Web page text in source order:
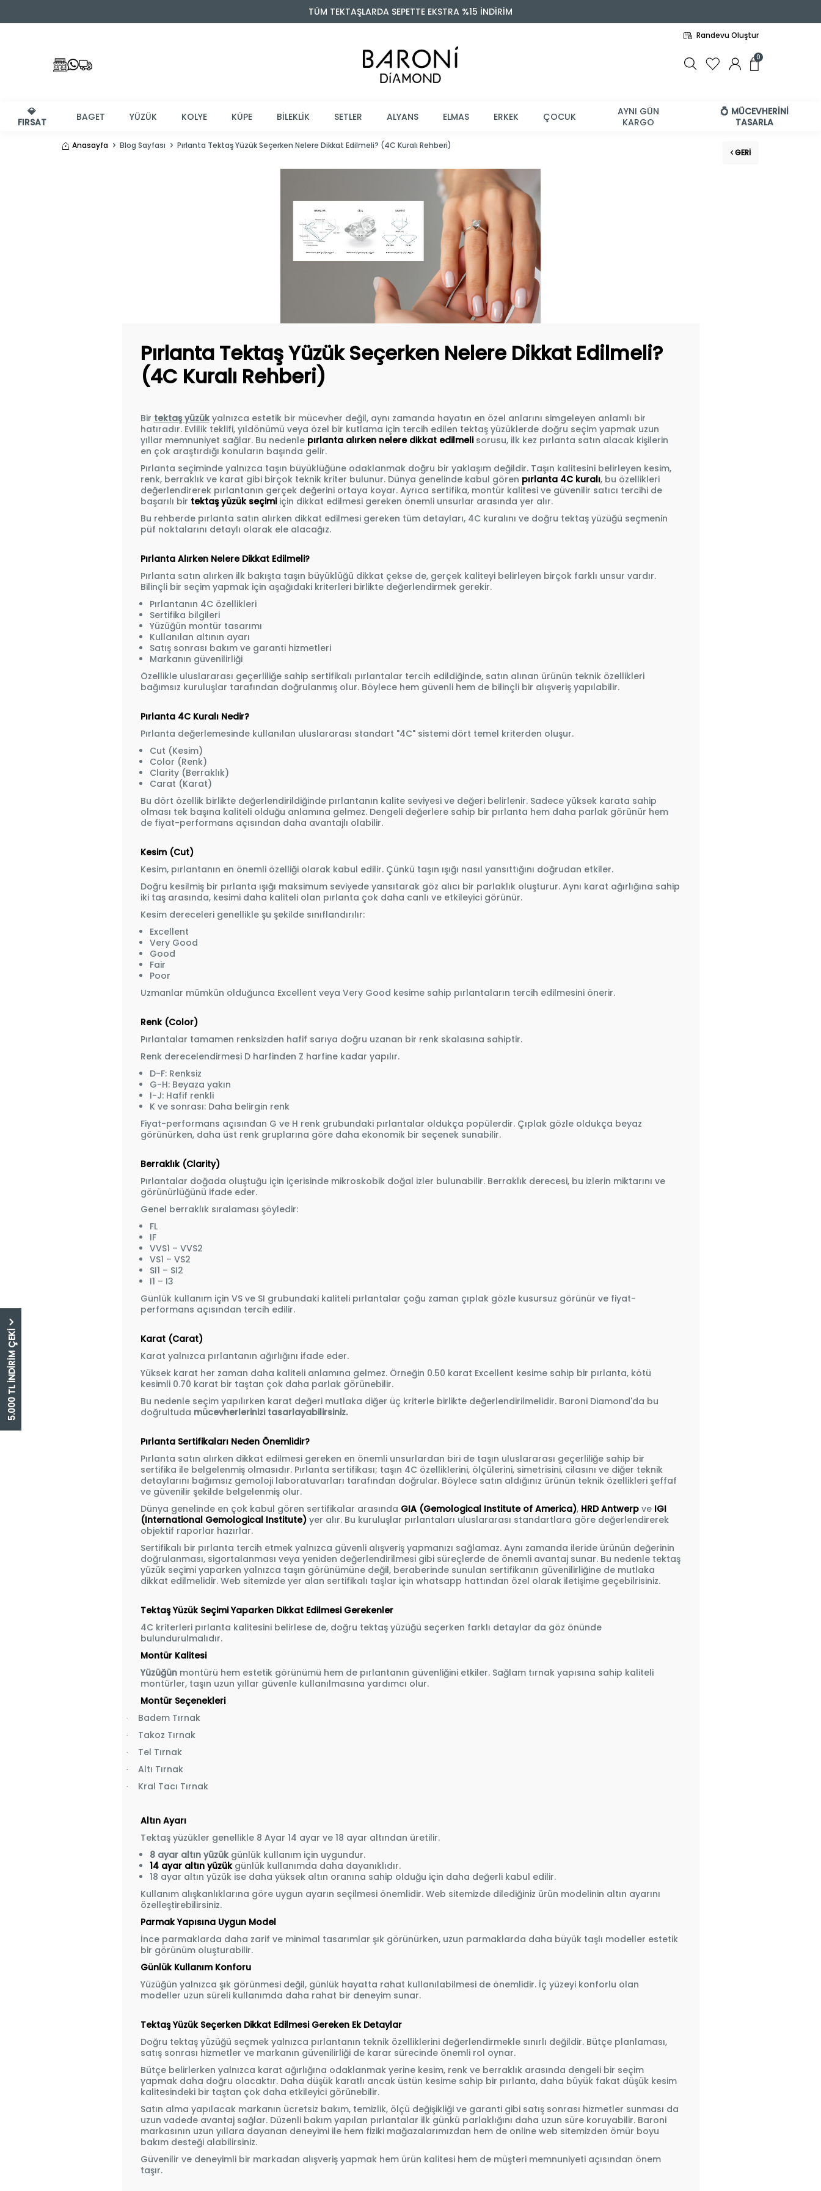
5.000 TL İNDİRİM ÇEKİ
TÜM TEKTAŞLARDA SEPETTE EKSTRA %15 İNDİRİM
Randevu Oluştur
0
💎
FIRSAT
BAGET YÜZÜK KOLYE KÜPE BİLEKLİK SETLER ALYANS ELMAS ERKEK ÇOCUK
AYNI GÜN
KARGO
💍 MÜCEVHERİNİ
TASARLA
Anasayfa Blog Sayfası Pırlanta Tektaş Yüzük Seçerken Nelere Dikkat Edilmeli? (4C Kuralı Rehberi)
GERI
Pırlanta Tektaş Yüzük Seçerken Nelere Dikkat Edilmeli?
(4C Kuralı Rehberi)
Bir tektaş yüzük yalnızca estetik bir mücevher değil, aynı zamanda hayatın en özel anlarını simgeleyen anlamlı bir
hatıradır. Evlilik teklifi, yıldönümü veya özel bir kutlama için tercih edilen tektaş yüzüklerde doğru seçim yapmak uzun
yıllar memnuniyet sağlar. Bu nedenle pırlanta alırken nelere dikkat edilmelisorusu, ilk kez pırlanta satın alacak kişilerin
en çok araştırdığı konuların başında gelir.
Pırlanta seçiminde yalnızca taşın büyüklüğüne odaklanmak doğru bir yaklaşım değildir. Taşın kalitesini belirleyen kesim,
renk, berraklık ve karat gibi birçok teknik kriter bulunur. Dünya genelinde kabul gören pırlanta 4C kuralı, bu özellikleri
değerlendirerek pırlantanın gerçek değerini ortaya koyar. Ayrıca sertifika, montür kalitesi ve güvenilir satıcı tercihi de
başarılı bir tektaş yüzük seçimiiçin dikkat edilmesi gereken önemli unsurlar arasında yer alır.
Bu rehberde pırlanta satın alırken dikkat edilmesi gereken tüm detayları, 4C kuralını ve doğru tektaş yüzüğü seçmenin
püf noktalarını detaylı olarak ele alacağız.
Pırlanta Alırken Nelere Dikkat Edilmeli?
Pırlanta satın alırken ilk bakışta taşın büyüklüğü dikkat çekse de, gerçek kaliteyi belirleyen birçok farklı unsur vardır.
Bilinçli bir seçim yapmak için aşağıdaki kriterleri birlikte değerlendirmek gerekir.
Pırlantanın 4C özellikleri
Sertifika bilgileri
Yüzüğün montür tasarımı
Kullanılan altının ayarı
Satış sonrası bakım ve garanti hizmetleri
Markanın güvenilirliği
Özellikle uluslararası geçerliliğe sahip sertifikalı pırlantalar tercih edildiğinde, satın alınan ürünün teknik özellikleri
bağımsız kuruluşlar tarafından doğrulanmış olur. Böylece hem güvenli hem de bilinçli bir alışveriş yapılabilir.
Pırlanta 4C Kuralı Nedir?
Pırlanta değerlemesinde kullanılan uluslararası standart "4C" sistemi dört temel kriterden oluşur.
Cut (Kesim)
Color (Renk)
Clarity (Berraklık)
Carat (Karat)
Bu dört özellik birlikte değerlendirildiğinde pırlantanın kalite seviyesi ve değeri belirlenir. Sadece yüksek karata sahip
olması tek başına kaliteli olduğu anlamına gelmez. Dengeli değerlere sahip bir pırlanta hem daha parlak görünür hem
de fiyat-performans açısından daha avantajlı olabilir.
Kesim (Cut)
Kesim, pırlantanın en önemli özelliği olarak kabul edilir. Çünkü taşın ışığı nasıl yansıttığını doğrudan etkiler.
Doğru kesilmiş bir pırlanta ışığı maksimum seviyede yansıtarak göz alıcı bir parlaklık oluşturur. Aynı karat ağırlığına sahip
iki taş arasında, kesimi daha kaliteli olan pırlanta çok daha canlı ve etkileyici görünür.
Kesim dereceleri genellikle şu şekilde sınıflandırılır:
Excellent
Very Good
Good
Fair
Poor
Uzmanlar mümkün olduğunca Excellent veya Very Good kesime sahip pırlantaların tercih edilmesini önerir.
Renk (Color)
Pırlantalar tamamen renksizden hafif sarıya doğru uzanan bir renk skalasına sahiptir.
Renk derecelendirmesi D harfinden Z harfine kadar yapılır.
D-F: Renksiz
G-H: Beyaza yakın
I-J: Hafif renkli
K ve sonrası: Daha belirgin renk
Fiyat-performans açısından G ve H renk grubundaki pırlantalar oldukça popülerdir. Çıplak gözle oldukça beyaz
görünürken, daha üst renk gruplarına göre daha ekonomik bir seçenek sunabilir.
Berraklık (Clarity)
Pırlantalar doğada oluştuğu için içerisinde mikroskobik doğal izler bulunabilir. Berraklık derecesi, bu izlerin miktarını ve
görünürlüğünü ifade eder.
Genel berraklık sıralaması şöyledir:
FL
IF
VVS1 – VVS2
VS1 – VS2
SI1 – SI2
I1 – I3
Günlük kullanım için VS ve SI grubundaki kaliteli pırlantalar çoğu zaman çıplak gözle kusursuz görünür ve fiyat-
performans açısından tercih edilir.
Karat (Carat)
Karat yalnızca pırlantanın ağırlığını ifade eder.
Yüksek karat her zaman daha kaliteli anlamına gelmez. Örneğin 0.50 karat Excellent kesime sahip bir pırlanta, kötü
kesimli 0.70 karat bir taştan çok daha parlak görünebilir.
Bu nedenle seçim yapılırken karat değeri mutlaka diğer üç kriterle birlikte değerlendirilmelidir. Baroni Diamond'da bu
doğrultuda mücevherlerinizi tasarlayabilirsiniz.
Pırlanta Sertifikaları Neden Önemlidir?
Pırlanta satın alırken dikkat edilmesi gereken en önemli unsurlardan biri de taşın uluslararası geçerliliğe sahip bir
sertifika ile belgelenmiş olmasıdır. Pırlanta sertifikası; taşın 4C özelliklerini, ölçülerini, simetrisini, cilasını ve diğer teknik
detaylarını bağımsız gemoloji laboratuvarları tarafından doğrular. Böylece satın aldığınız ürünün teknik özellikleri şeffaf
ve güvenilir şekilde belgelenmiş olur.
Dünya genelinde en çok kabul gören sertifikalar arasında GIA (Gemological Institute of America), HRD Antwerpve IGI
(International Gemological Institute)yer alır. Bu kuruluşlar pırlantaları uluslararası standartlara göre değerlendirerek
objektif raporlar hazırlar.
Sertifikalı bir pırlanta tercih etmek yalnızca güvenli alışveriş yapmanızı sağlamaz. Aynı zamanda ileride ürünün değerinin
doğrulanması, sigortalanması veya yeniden değerlendirilmesi gibi süreçlerde de önemli avantaj sunar. Bu nedenle tektaş
yüzük seçimi yaparken yalnızca taşın görünümüne değil, beraberinde sunulan sertifikanın güvenilirliğine de mutlaka
dikkat edilmelidir. Web sitemizde yer alan sertifikalı taşlar için whatsapp hattından özel olarak iletişime geçebilrisiniz.
Tektaş Yüzük Seçimi Yaparken Dikkat Edilmesi Gerekenler
4C kriterleri pırlanta kalitesini belirlese de, doğru tektaş yüzüğü seçerken farklı detaylar da göz önünde
bulundurulmalıdır.
Montür Kalitesi
Yüzüğünmontürü hem estetik görünümü hem de pırlantanın güvenliğini etkiler. Sağlam tırnak yapısına sahip kaliteli
montürler, taşın uzun yıllar güvenle kullanılmasına yardımcı olur.
Montür Seçenekleri
· Badem Tırnak
· Takoz Tırnak
· Tel Tırnak
· Altı Tırnak
· Kral Tacı Tırnak
Altın Ayarı
Tektaş yüzükler genellikle 8 Ayar 14 ayar ve 18 ayar altından üretilir.
8 ayar altın yüzükgünlük kullanım için uygundur.
14 ayar altın yüzükgünlük kullanımda daha dayanıklıdır.
18 ayar altın yüzük ise daha yüksek altın oranına sahip olduğu için daha değerli kabul edilir.
Kullanım alışkanlıklarına göre uygun ayarın seçilmesi önemlidir. Web sitemizde dilediğiniz ürün modelinin altın ayarını
özelleştirebilirsiniz.
Parmak Yapısına Uygun Model
İnce parmaklarda daha zarif ve minimal tasarımlar şık görünürken, uzun parmaklarda daha büyük taşlı modeller estetik
bir görünüm oluşturabilir.
Günlük Kullanım Konforu
Yüzüğün yalnızca şık görünmesi değil, günlük hayatta rahat kullanılabilmesi de önemlidir. İç yüzeyi konforlu olan
modeller uzun süreli kullanımda daha rahat bir deneyim sunar.
Tektaş Yüzük Seçerken Dikkat Edilmesi Gereken Ek Detaylar
Doğru tektaş yüzüğü seçmek yalnızca pırlantanın teknik özelliklerini değerlendirmekle sınırlı değildir. Bütçe planlaması,
satış sonrası hizmetler ve markanın güvenilirliği de karar sürecinde önemli rol oynar.
Bütçe belirlerken yalnızca karat ağırlığına odaklanmak yerine kesim, renk ve berraklık arasında dengeli bir seçim
yapmak daha doğru olacaktır. Daha düşük karatlı ancak üstün kesime sahip bir pırlanta, daha büyük fakat düşük kesim
kalitesindeki bir taştan çok daha etkileyici görünebilir.
Satın alma yapılacak markanın ücretsiz bakım, temizlik, ölçü değişikliği ve garanti gibi satış sonrası hizmetler sunması da
uzun vadede avantaj sağlar. Düzenli bakım yapılan pırlantalar ilk günkü parlaklığını daha uzun süre koruyabilir. Baroni
markasının uzun yıllara dayanan deneyimi ile hem fiziki mağazalarımızdan hem de online web sitemizden ömür boyu
bakım desteği alabilirsiniz.
Güvenilir ve deneyimli bir markadan alışveriş yapmak hem ürün kalitesi hem de müşteri memnuniyeti açısından önem
taşır.